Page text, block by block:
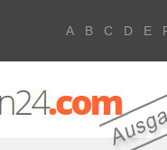
A B C D E